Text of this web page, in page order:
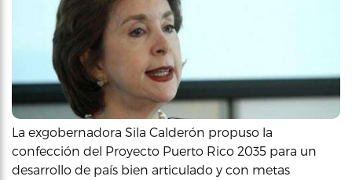
La exgobernadora Sila Calderón propuso la
confección del Proyecto Puerto Rico 2035 para un
desarrollo de país bien articulado y con metas